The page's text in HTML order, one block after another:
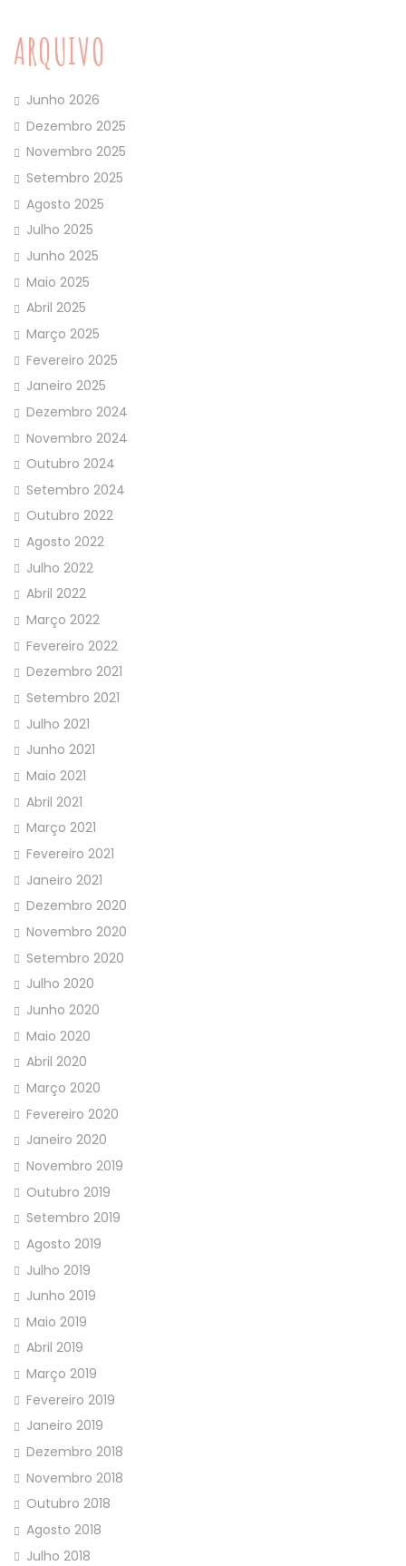
ARQUIVO
Junho 2026
Dezembro 2025
Novembro 2025
Setembro 2025
Agosto 2025
Julho 2025
Junho 2025
Maio 2025
Abril 2025
Março 2025
Fevereiro 2025
Janeiro 2025
Dezembro 2024
Novembro 2024
Outubro 2024
Setembro 2024
Outubro 2022
Agosto 2022
Julho 2022
Abril 2022
Março 2022
Fevereiro 2022
Dezembro 2021
Setembro 2021
Julho 2021
Junho 2021
Maio 2021
Abril 2021
Março 2021
Fevereiro 2021
Janeiro 2021
Dezembro 2020
Novembro 2020
Setembro 2020
Julho 2020
Junho 2020
Maio 2020
Abril 2020
Março 2020
Fevereiro 2020
Janeiro 2020
Novembro 2019
Outubro 2019
Setembro 2019
Agosto 2019
Julho 2019
Junho 2019
Maio 2019
Abril 2019
Março 2019
Fevereiro 2019
Janeiro 2019
Dezembro 2018
Novembro 2018
Outubro 2018
Agosto 2018
Julho 2018